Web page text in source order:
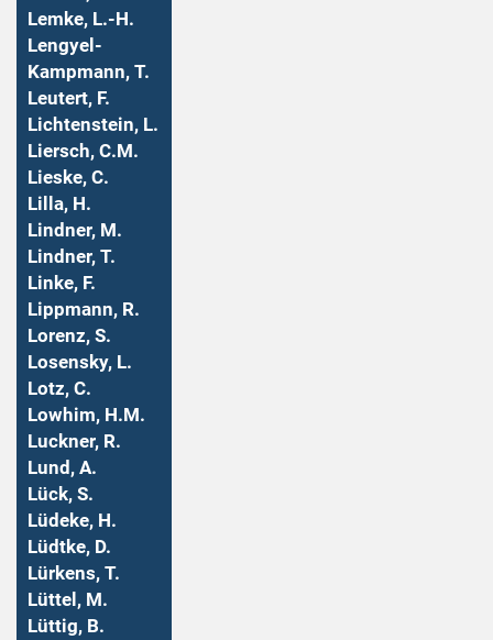
Lemke, L.-H.
Lengyel-
Kampmann, T.
Leutert, F.
Lichtenstein, L.
Liersch, C.M.
Lieske, C.
Lilla, H.
Lindner, M.
Lindner, T.
Linke, F.
Lippmann, R.
Lorenz, S.
Losensky, L.
Lotz, C.
Lowhim, H.M.
Luckner, R.
Lund, A.
Lück, S.
Lüdeke, H.
Lüdtke, D.
Lürkens, T.
Lüttel, M.
Lüttig, B.